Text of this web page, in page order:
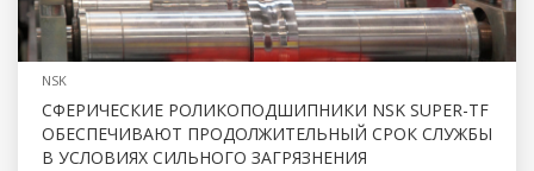
NSK
СФЕРИЧЕСКИЕ РОЛИКОПОДШИПНИКИ NSK SUPER-TF
ОБЕСПЕЧИВАЮТ ПРОДОЛЖИТЕЛЬНЫЙ СРОК СЛУЖБЫ
В УСЛОВИЯХ СИЛЬНОГО ЗАГРЯЗНЕНИЯ